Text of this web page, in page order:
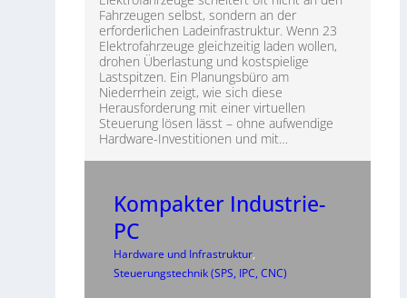
Fahrzeugen selbst, sondern an der
erforderlichen Ladeinfrastruktur. Wenn 23
Elektrofahrzeuge gleichzeitig laden wollen,
drohen Überlastung und kostspielige
Lastspitzen. Ein Planungsbüro am
Niederrhein zeigt, wie sich diese
Herausforderung mit einer virtuellen
Steuerung lösen lässt – ohne aufwendige
Hardware-Investitionen und mit…
Kompakter Industrie-
PC
Hardware und Infrastruktur
Steuerungstechnik (SPS, IPC, CNC)